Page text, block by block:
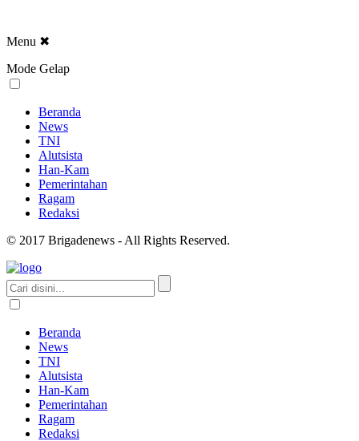
Menu ✖
Mode Gelap
Beranda
News
TNI
Alutsista
Han-Kam
Pemerintahan
Ragam
Redaksi
© 2017 Brigadenews - All Rights Reserved.
Beranda
News
TNI
Alutsista
Han-Kam
Pemerintahan
Ragam
Redaksi